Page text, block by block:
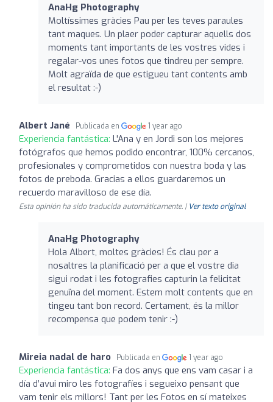
AnaHg Photography
Moltíssimes gràcies Pau per les teves paraules
tant maques. Un plaer poder capturar aquells dos
moments tant importants de les vostres vides i
regalar-vos unes fotos que tindreu per sempre.
Molt agraïda de que estigueu tant contents amb
el resultat :-)
Albert Jané Publicada en 1 year ago
Experiencia fantástica: L'Ana y en Jordi son los mejores
fotógrafos que hemos podido encontrar, 100% cercanos,
profesionales y comprometidos con nuestra boda y las
fotos de preboda. Gracias a ellos guardaremos un
recuerdo maravilloso de ese día.
Esta opinión ha sido traducida automáticamente. | Ver texto original
AnaHg Photography
Hola Albert, moltes gràcies! És clau per a
nosaltres la planificació per a que el vostre dia
sigui rodat i les fotografies capturin la felicitat
genuïna del moment. Estem molt contents que en
tingeu tant bon record. Certament, és la millor
recompensa que podem tenir :-)
Mireia nadal de haro Publicada en 1 year ago
Experiencia fantástica: Fa dos anys que ens vam casar i a
día d’avui miro les fotografíes i segueixo pensant que
vam tenir els millors! Tant per les Fotos en sí mateixes